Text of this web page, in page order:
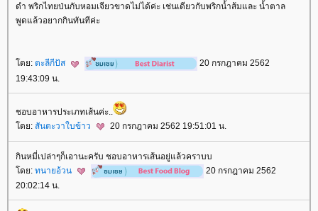
ดำ พริกไทยป่นกับหอมเจียวขาดไม่ได้ค่ะ เช่นเดียวกับพริกน้ำส้มและ น้ำตาล
พูดแล้วอยากกินทันทีค่ะ
ดย: ตะลีกีปัส
20 กรกฎาคม 2562
19:43:09 น.
ชอบอาหารประเภทเส้นค่ะ..
ดย: สันตะวาใบข้าว 20 กรกฎาคม 2562 19:51:01 น.
กินหมี่เปล่าๆก็เอานะครับ ชอบอาหารเส้นอยู่แล้วคราบบ
ดย: ทนายอ้วน
20 กรกฎาคม 2562
20:02:14 น.